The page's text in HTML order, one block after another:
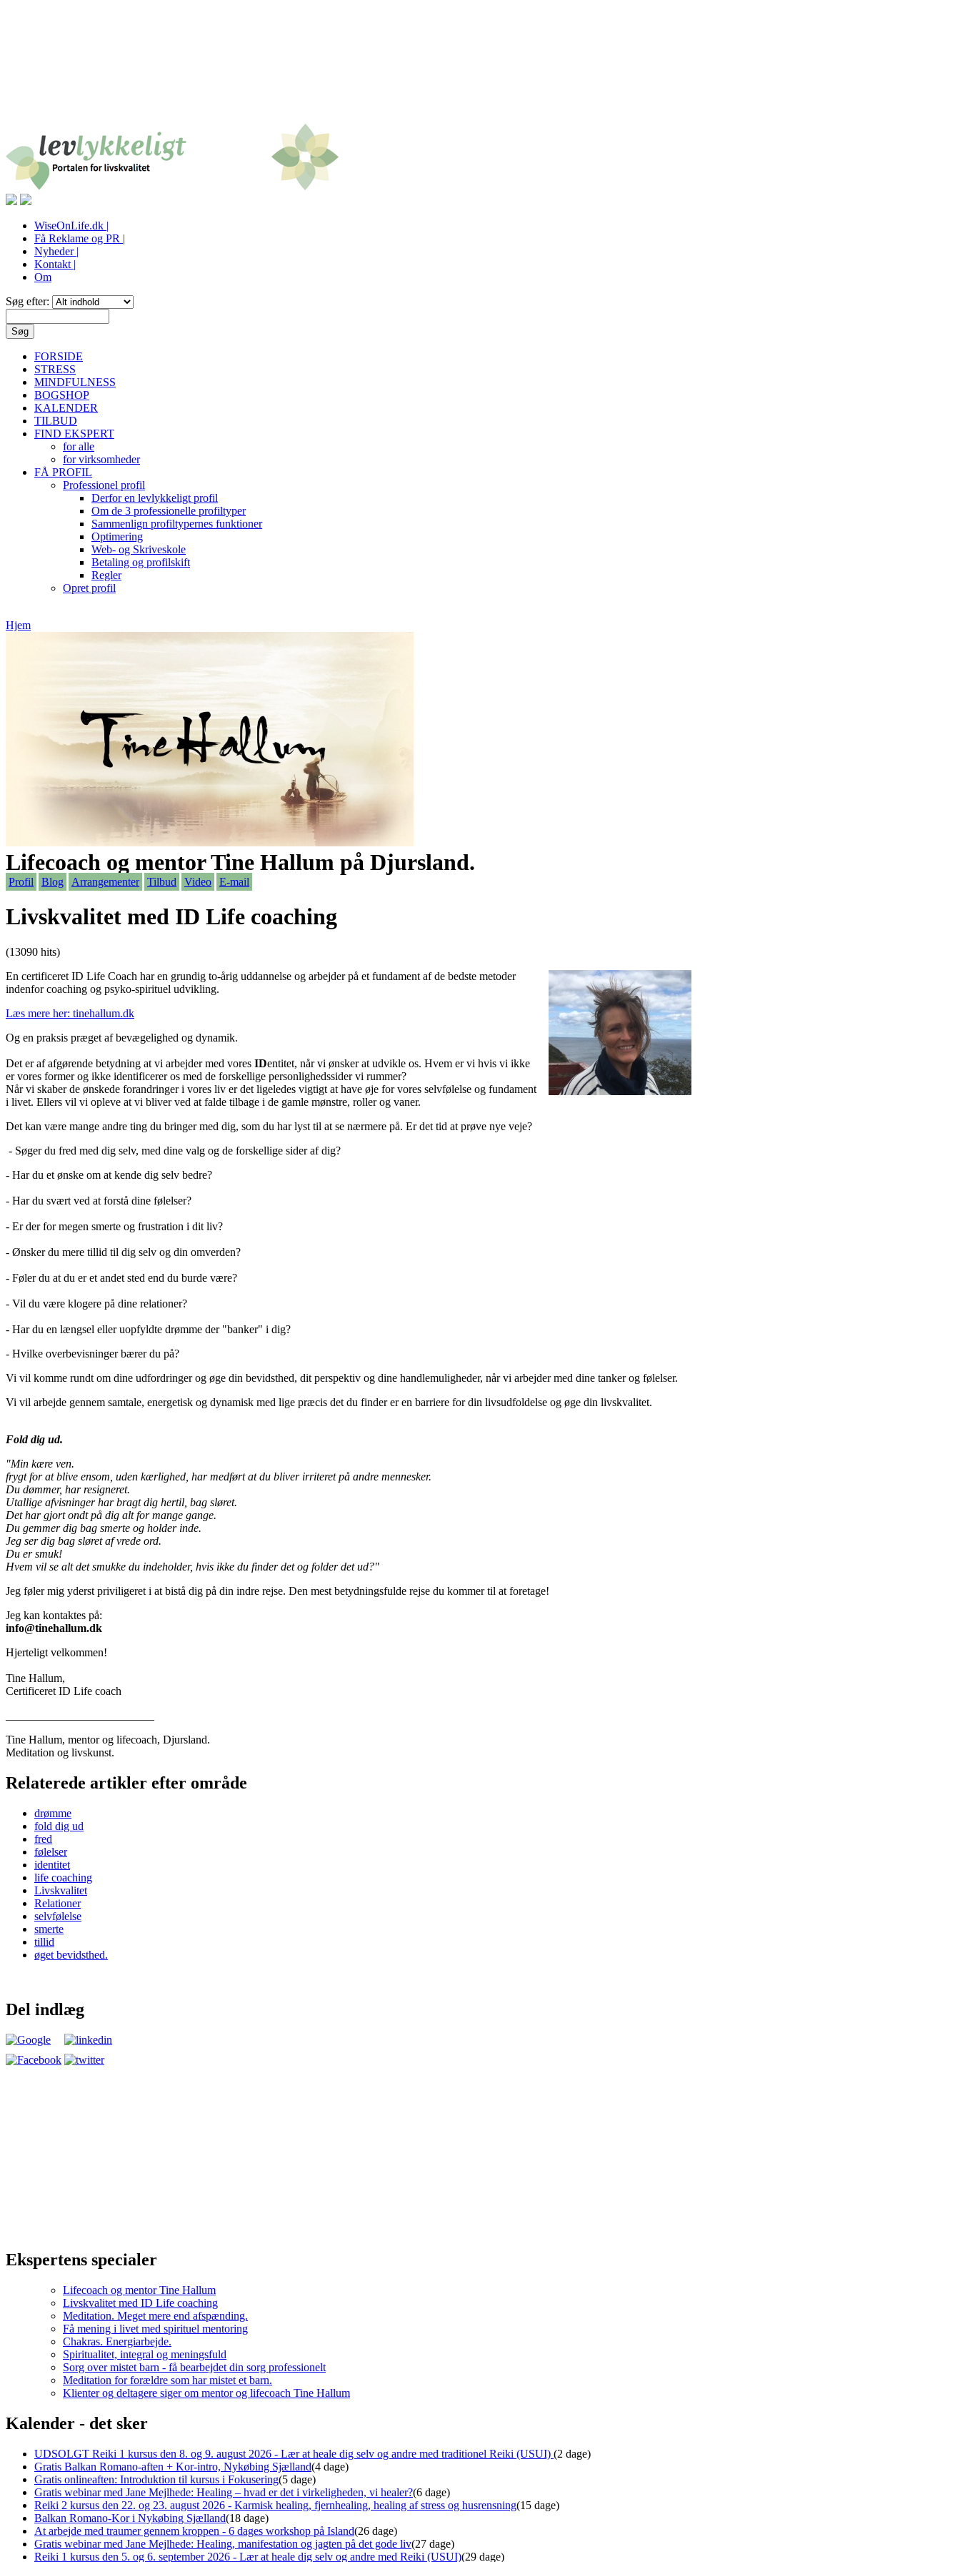
WiseOnLife.dk |
Få Reklame og PR |
Nyheder |
Kontakt |
Om
Søg efter:
FORSIDE
STRESS
MINDFULNESS
BOGSHOP
KALENDER
TILBUD
FIND EKSPERT
for alle
for virksomheder
FÅ PROFIL
Professionel profil
Derfor en levlykkeligt profil
Om de 3 professionelle profiltyper
Sammenlign profiltypernes funktioner
Optimering
Web- og Skriveskole
Betaling og profilskift
Regler
Opret profil
Hjem
Lifecoach og mentor Tine Hallum på Djursland.
Profil Blog Arrangementer Tilbud Video E-mail
Livskvalitet med ID Life coaching
(13090 hits)
En certificeret ID Life Coach har en grundig to-årig uddannelse og arbejder på et fundament af de bedste metoder
indenfor coaching og psyko-spirituel udvikling.
Læs mere her: tinehallum.dk
Og en praksis præget af bevægelighed og dynamik.
Det er af afgørende betydning at vi arbejder med vores IDentitet, når vi ønsker at udvikle os. Hvem er vi hvis vi ikke
er vores former og ikke identificerer os med de forskellige personlighedssider vi rummer?
Når vi skaber de ønskede forandringer i vores liv er det ligeledes vigtigt at have øje for vores selvfølelse og fundament
i livet. Ellers vil vi opleve at vi bliver ved at falde tilbage i de gamle mønstre, roller og vaner.
Det kan være mange andre ting du bringer med dig, som du har lyst til at se nærmere på. Er det tid at prøve nye veje?
- Søger du fred med dig selv, med dine valg og de forskellige sider af dig?
- Har du et ønske om at kende dig selv bedre?
- Har du svært ved at forstå dine følelser?
- Er der for megen smerte og frustration i dit liv?
- Ønsker du mere tillid til dig selv og din omverden?
- Føler du at du er et andet sted end du burde være?
- Vil du være klogere på dine relationer?
- Har du en længsel eller uopfyldte drømme der "banker" i dig?
- Hvilke overbevisninger bærer du på?
Vi vil komme rundt om dine udfordringer og øge din bevidsthed, dit perspektiv og dine handlemuligheder, når vi arbejder med dine tanker og følelser.
Vi vil arbejde gennem samtale, energetisk og dynamisk med lige præcis det du finder er en barriere for din livsudfoldelse og øge din livskvalitet.
Fold dig ud.
"Min kære ven.
frygt for at blive ensom, uden kærlighed, har medført at du bliver irriteret på andre mennesker.
Du dømmer, har resigneret.
Utallige afvisninger har bragt dig hertil, bag sløret.
Det har gjort ondt på dig alt for mange gange.
Du gemmer dig bag smerte og holder inde.
Jeg ser dig bag sløret af vrede ord.
Du er smuk!
Hvem vil se alt det smukke du indeholder, hvis ikke du finder det og folder det ud?"
Jeg føler mig yderst priviligeret i at bistå dig på din indre rejse. Den mest betydningsfulde rejse du kommer til at foretage!
Jeg kan kontaktes på:
info@tinehallum.dk
Hjerteligt velkommen!
Tine Hallum,
Certificeret ID Life coach
Tine Hallum, mentor og lifecoach, Djursland.
Meditation og livskunst.
Relaterede artikler efter område
drømme
fold dig ud
fred
følelser
identitet
life coaching
Livskvalitet
Relationer
selvfølelse
smerte
tillid
øget bevidsthed.
Del indlæg
Ekspertens specialer
Lifecoach og mentor Tine Hallum
Livskvalitet med ID Life coaching
Meditation. Meget mere end afspænding.
Få mening i livet med spirituel mentoring
Chakras. Energiarbejde.
Spiritualitet, integral og meningsfuld
Sorg over mistet barn - få bearbejdet din sorg professionelt
Meditation for forældre som har mistet et barn.
Klienter og deltagere siger om mentor og lifecoach Tine Hallum
Kalender - det sker
UDSOLGT Reiki 1 kursus den 8. og 9. august 2026 - Lær at heale dig selv og andre med traditionel Reiki (USUI) (2 dage)
Gratis Balkan Romano-aften + Kor-intro, Nykøbing Sjælland(4 dage)
Gratis onlineaften: Introduktion til kursus i Fokusering(5 dage)
Gratis webinar med Jane Mejlhede: Healing – hvad er det i virkeligheden, vi healer?(6 dage)
Reiki 2 kursus den 22. og 23. august 2026 - Karmisk healing, fjernhealing, healing af stress og husrensning(15 dage)
Balkan Romano-Kor i Nykøbing Sjælland(18 dage)
At arbejde med traumer gennem kroppen - 6 dages workshop på Island(26 dage)
Gratis webinar med Jane Mejlhede: Healing, manifestation og jagten på det gode liv(27 dage)
Reiki 1 kursus den 5. og 6. september 2026 - Lær at heale dig selv og andre med Reiki (USUI)(29 dage)